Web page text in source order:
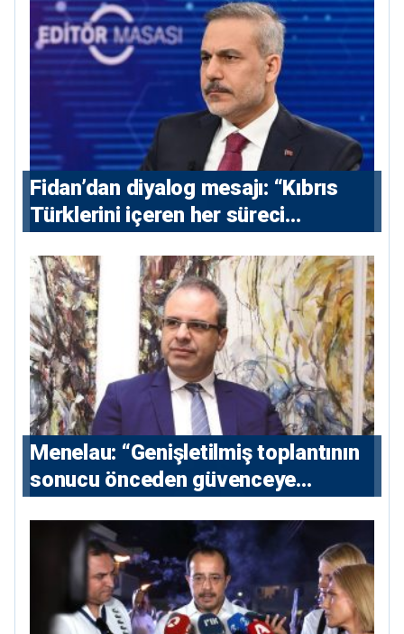
Fidan’dan diyalog mesajı: “Kıbrıs
Türklerini içeren her süreci
Menelau: “Genişletilmiş toplantının
sonucu önceden güvenceye